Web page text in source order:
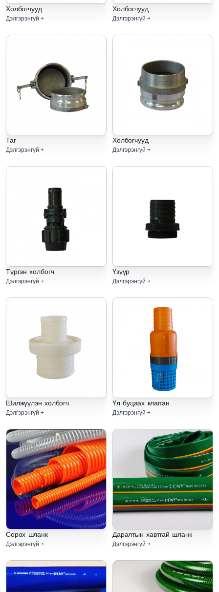
Холбогчууд
Дэлгэрэнгүй
Холбогчууд
Дэлгэрэнгүй
Таг
Дэлгэрэнгүй
Холбогчууд
Дэлгэрэнгүй
Түргэн холбогч
Дэлгэрэнгүй
Үзүүр
Дэлгэрэнгүй
Шилжүүлэн холбогч
Дэлгэрэнгүй
Үл буцаах клапан
Дэлгэрэнгүй
Сорох шланк
Дэлгэрэнгүй
Даралтын хавтгай шланк
Дэлгэрэнгүй